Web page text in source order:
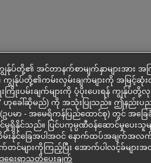
တို့၏ အင်တာနက်စာမျက်နှာများအား
ကျွန်ုပ်တို့၏ကမ်းလှမ်းချက်များကို အမြင့်
ြိုးပမ်းချက်များကို ပံ့ပိုးပေးရန် ကျွန်ုပ်
း" ဟုခေါ်ဆိုမည်) ကို အသုံးပြုသည်။ ဤနည်
(ဥပမာ - အမေရိကန်ပြည်ထောင်စု) တွင် အခြ
င်မှုရှိနိုင်သည်။ ပြင်ပကုမ္ပဏီဝန်ဆောင်မှုပေ
သိမ်းနိုင်ခြေအပါအဝင် နောက်ထပ်အချက်အလ
များကိုကြည့်ပြီး အောက်ပါလင့်ခ်များအ
ရေးရာသတိပေးချက်